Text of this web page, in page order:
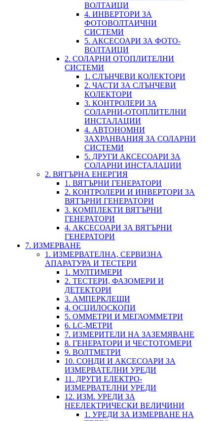
ВОЛТАИЦИ
4. ИНВЕРТОРИ ЗА
ФОТОВОЛТАИЧНИ
СИСТЕМИ
5. АКСЕСОАРИ ЗА ФОТО-
ВОЛТАИЦИ
2. СОЛАРНИ ОТОПЛИТЕЛНИ
СИСТЕМИ
1. СЛЪНЧЕВИ КОЛЕКТОРИ
2. ЧАСТИ ЗА СЛЪНЧЕВИ
КОЛЕКТОРИ
3. КОНТРОЛЕРИ ЗА
СОЛАРНИ-ОТОПЛИТЕЛНИ
ИНСТАЛАЦИИ
4. АВТОНОМНИ
ЗАХРАНВАНИЯ ЗА СОЛАРНИ
СИСТЕМИ
5. ДРУГИ АКСЕСОАРИ ЗА
СОЛАРНИ ИНСТАЛАЦИИ
2. ВЯТЪРНА ЕНЕРГИЯ
1. ВЯТЪРНИ ГЕНЕРАТОРИ
2. КОНТРОЛЕРИ И ИНВЕРТОРИ ЗА
ВЯТЪРНИ ГЕНЕРАТОРИ
3. КОМПЛЕКТИ ВЯТЪРНИ
ГЕНЕРАТОРИ
4. АКСЕСОАРИ ЗА ВЯТЪРНИ
ГЕНЕРАТОРИ
7. ИЗМЕРВАНЕ
1. ИЗМЕРВАТЕЛНА, СЕРВИЗНА
АПАРАТУРА И ТЕСТЕРИ
1. МУЛТИМЕРИ
2. ТЕСТЕРИ, ФАЗОМЕРИ И
ДЕТЕКТОРИ
3. АМПЕРКЛЕЩИ
4. ОСЦИЛОСКОПИ
5. ОММЕТРИ И МЕГАОММЕТРИ
6. LC-МЕТРИ
7. ИЗМЕРИТЕЛИ НА ЗАЗЕМЯВАНЕ
8. ГЕНЕРАТОРИ И ЧЕСТОТОМЕРИ
9. ВОЛТМЕТРИ
10. СОНДИ И АКСЕСОАРИ ЗА
ИЗМЕРВАТЕЛНИ УРЕДИ
11. ДРУГИ ЕЛЕКТРО-
ИЗМЕРВАТЕЛНИ УРЕДИ
12. ИЗМ. УРЕДИ ЗА
НЕЕЛЕКТРИЧЕСКИ ВЕЛИЧИНИ
1. УРЕДИ ЗА ИЗМЕРВАНЕ НА